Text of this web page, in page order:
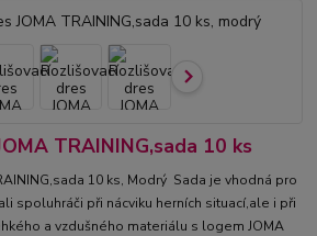
TRAINING,sada 10 ks
10 ks, Modrý Sada je vhodná pro
spoluhráči při nácviku herních situací,ale i při
a vzdušného materiálu s logem JOMA